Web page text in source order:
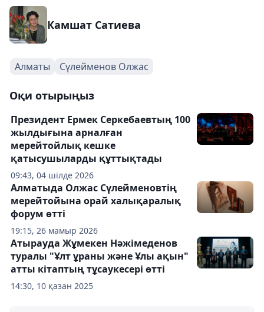
Камшат Сатиева
Алматы Сүлейменов Олжас
Оқи отырыңыз
09:43, 04 шілде 2026
Президент Ермек Серкебаевтың 100
жылдығына арналған
мерейтойлық кешке
қатысушыларды құттықтады
19:15, 26 мамыр 2026
Алматыда Олжас Сүлейменовтің
мерейтойына орай халықаралық
форум өтті
14:30, 10 қазан 2025
Атырауда Жұмекен Нәжімеденов
туралы "Ұлт ұраны және Ұлы ақын"
атты кітаптың тұсаукесері өтті